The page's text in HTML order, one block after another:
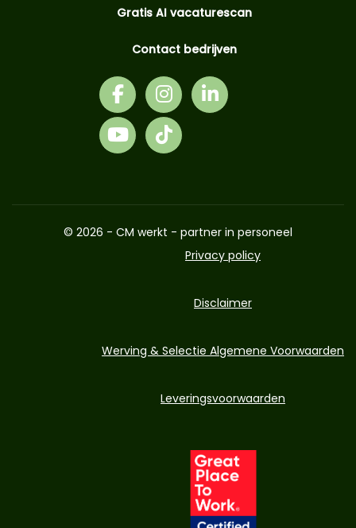
Gratis AI vacaturescan
Contact bedrijven
© 2026 - CM werkt - partner in personeel
Privacy policy
Disclaimer
Werving & Selectie Algemene Voorwaarden
Leveringsvoorwaarden